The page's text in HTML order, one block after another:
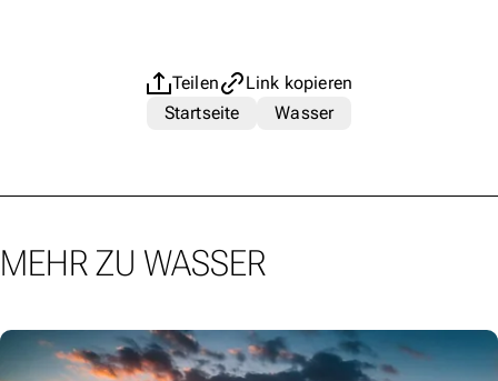
Teilen
Link kopieren
Startseite
Wasser
MEHR ZU WASSER